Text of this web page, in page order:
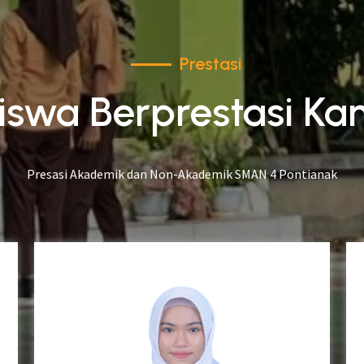
Prestasi
Berprestasi
Presasi Akademik dan Non-Akademik SMAN 4 Pontianak